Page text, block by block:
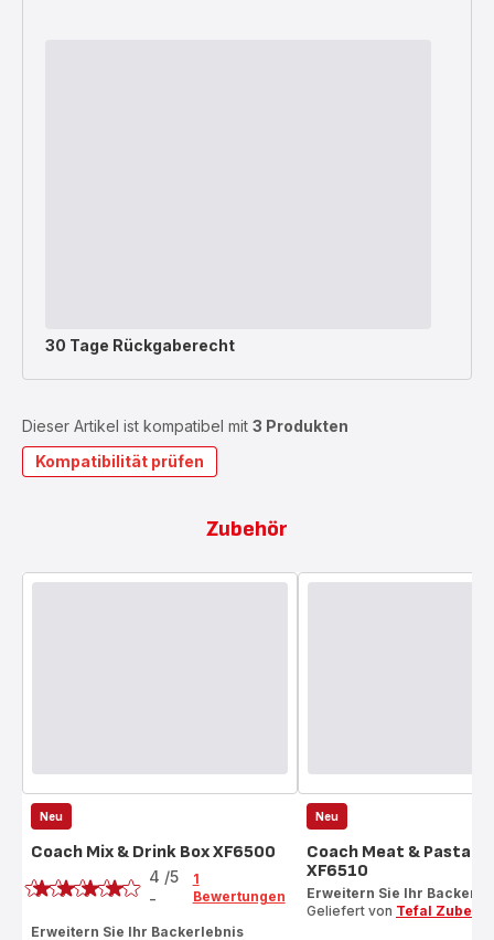
30 Tage Rückgaberecht
Dieser Artikel ist kompatibel mit 3 Produkten
Kompatibilität prüfen
Zubehör
Neu
Coach Mix & Drink Box XF6500
Bewertung
mit
4 /5
-
1
Bewertungen
Erweitern Sie Ihr Backerlebnis
Neu
Coach Meat & Pasta
XF6510
Erweitern Sie Ihr
Geliefert von Tefal